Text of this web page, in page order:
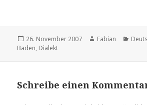
Veröffentlicht
am
26. November 2007 Autor
Fabian
Baden, Dialekt
Schreibe einen